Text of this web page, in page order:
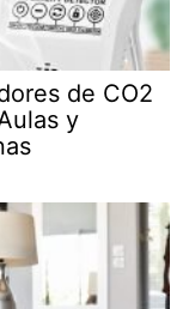
de CO2
y